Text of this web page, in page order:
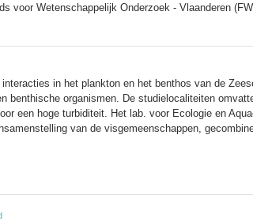
voor Wetenschappelijk Onderzoek - Vlaanderen
in het plankton en het benthos van de
organismen. De studielocaliteiten
een hoge turbiditeit. Het lab. voor Ecologie en
van de visgemeenschappen,